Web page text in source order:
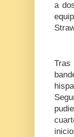
a
Tras